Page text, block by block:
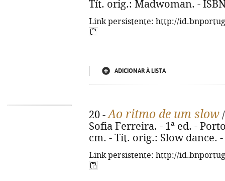
Tít. orig.: Madwoman. -
Link persistente: http://
ADICIONAR À LISTA
20 -Ao ritmo de um slow
Sofia Ferreira. - 1ª ed. -
cm. - Tít. orig.: Slow dance. -
Link persistente: http://